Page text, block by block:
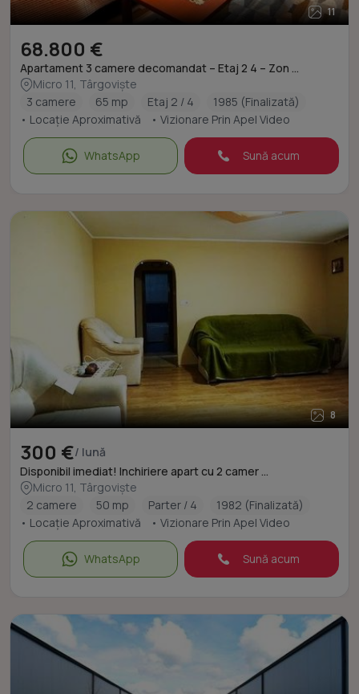
11
68.800 €
Apartament 3 camere decomandat – Etaj 2 4 – Zon ...
Micro 11, Târgoviște
3 camere
65 mp Etaj 2 / 4
1985 (Finalizată)
• Locație Aproximativă
• Vizionare Prin Apel Video
WhatsApp Sună acum
8
300 €/ lună
Disponibil imediat! Inchiriere apart cu 2 camer ...
Micro 11, Târgoviște
2 camere
50 mp Parter / 4
1982 (Finalizată)
• Locație Aproximativă
• Vizionare Prin Apel Video
WhatsApp Sună acum